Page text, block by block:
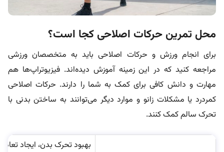
محل تمرین حرکات اصلاحی کجا است؟
‌برای انجام ورزش و حرکات اصلاحی باید به متخصصان ورزشی
مراجعه کنید که در این زمینه آموزش دیده‌اند. فیزیوتراپ‌ها هم
مهارت و دانش کافی برای کمک به شما را دارند. حرکات اصلاحی
کمردرد یا مشکلات زانو و موارد دیگر می‌توانند به ساختن بدنی با
تحرک سالم کمک کنند.
بهبود تحرک بدن، ایجاد